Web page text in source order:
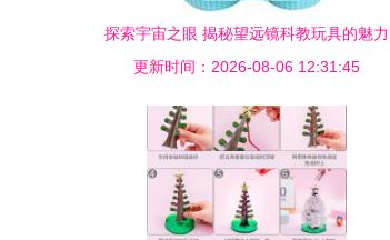
探索宇宙之眼 揭秘望远镜科教玩具的魅力
更新时间：2026-08-06 12:31:45